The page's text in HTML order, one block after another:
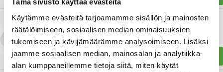
Tämä sivusto käyttää evästeitä
Käytämme evästeitä tarjoamamme sisällön ja mainosten
räätälöimiseen, sosiaalisen median ominaisuuksien
tukemiseen ja kävijämäärämme analysoimiseen. Lisäksi
jaamme sosiaalisen median, mainosalan ja analytiikka-
alan kumppaneillemme tietoja siitä, miten käytät
TUNNISTINVALAISIN LUMI DUO 320 IP44 17W
830/840 RA PCO WH
60,84 € 99,15 € OSTA